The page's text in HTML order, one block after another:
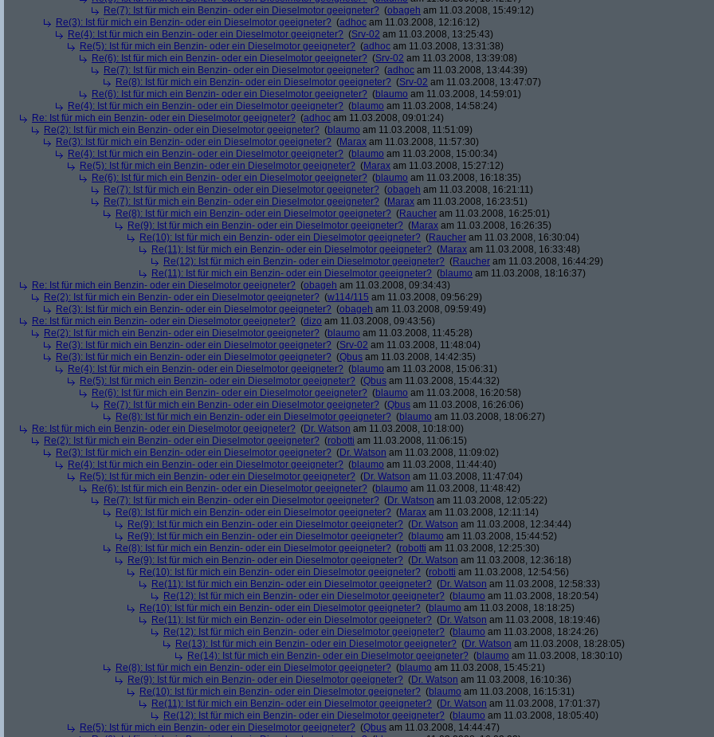
Re(7): Ist für mich ein Benzin- oder ein Dieselmotor geeigneter? (obageh am 11.03.2008, 15:49:12)
Re(3): Ist für mich ein Benzin- oder ein Dieselmotor geeigneter? (adhoc am 11.03.2008, 12:16:12)
Re(4): Ist für mich ein Benzin- oder ein Dieselmotor geeigneter? (Srv-02 am 11.03.2008, 13:25:43)
Re(5): Ist für mich ein Benzin- oder ein Dieselmotor geeigneter? (adhoc am 11.03.2008, 13:31:38)
Re(6): Ist für mich ein Benzin- oder ein Dieselmotor geeigneter? (Srv-02 am 11.03.2008, 13:39:08)
Re(7): Ist für mich ein Benzin- oder ein Dieselmotor geeigneter? (adhoc am 11.03.2008, 13:44:39)
Re(8): Ist für mich ein Benzin- oder ein Dieselmotor geeigneter? (Srv-02 am 11.03.2008, 13:47:07)
Re(6): Ist für mich ein Benzin- oder ein Dieselmotor geeigneter? (blaumo am 11.03.2008, 14:59:01)
Re(4): Ist für mich ein Benzin- oder ein Dieselmotor geeigneter? (blaumo am 11.03.2008, 14:58:24)
Re: Ist für mich ein Benzin- oder ein Dieselmotor geeigneter? (adhoc am 11.03.2008, 09:01:24)
Re(2): Ist für mich ein Benzin- oder ein Dieselmotor geeigneter? (blaumo am 11.03.2008, 11:51:09)
Re(3): Ist für mich ein Benzin- oder ein Dieselmotor geeigneter? (Marax am 11.03.2008, 11:57:30)
Re(4): Ist für mich ein Benzin- oder ein Dieselmotor geeigneter? (blaumo am 11.03.2008, 15:00:34)
Re(5): Ist für mich ein Benzin- oder ein Dieselmotor geeigneter? (Marax am 11.03.2008, 15:27:12)
Re(6): Ist für mich ein Benzin- oder ein Dieselmotor geeigneter? (blaumo am 11.03.2008, 16:18:35)
Re(7): Ist für mich ein Benzin- oder ein Dieselmotor geeigneter? (obageh am 11.03.2008, 16:21:11)
Re(7): Ist für mich ein Benzin- oder ein Dieselmotor geeigneter? (Marax am 11.03.2008, 16:23:51)
Re(8): Ist für mich ein Benzin- oder ein Dieselmotor geeigneter? (Raucher am 11.03.2008, 16:25:01)
Re(9): Ist für mich ein Benzin- oder ein Dieselmotor geeigneter? (Marax am 11.03.2008, 16:26:35)
Re(10): Ist für mich ein Benzin- oder ein Dieselmotor geeigneter? (Raucher am 11.03.2008, 16:30:04)
Re(11): Ist für mich ein Benzin- oder ein Dieselmotor geeigneter? (Marax am 11.03.2008, 16:33:48)
Re(12): Ist für mich ein Benzin- oder ein Dieselmotor geeigneter? (Raucher am 11.03.2008, 16:44:29)
Re(11): Ist für mich ein Benzin- oder ein Dieselmotor geeigneter? (blaumo am 11.03.2008, 18:16:37)
Re: Ist für mich ein Benzin- oder ein Dieselmotor geeigneter? (obageh am 11.03.2008, 09:34:43)
Re(2): Ist für mich ein Benzin- oder ein Dieselmotor geeigneter? (w114/115 am 11.03.2008, 09:56:29)
Re(3): Ist für mich ein Benzin- oder ein Dieselmotor geeigneter? (obageh am 11.03.2008, 09:59:49)
Re: Ist für mich ein Benzin- oder ein Dieselmotor geeigneter? (dizo am 11.03.2008, 09:43:56)
Re(2): Ist für mich ein Benzin- oder ein Dieselmotor geeigneter? (blaumo am 11.03.2008, 11:45:28)
Re(3): Ist für mich ein Benzin- oder ein Dieselmotor geeigneter? (Srv-02 am 11.03.2008, 11:48:04)
Re(3): Ist für mich ein Benzin- oder ein Dieselmotor geeigneter? (Qbus am 11.03.2008, 14:42:35)
Re(4): Ist für mich ein Benzin- oder ein Dieselmotor geeigneter? (blaumo am 11.03.2008, 15:06:31)
Re(5): Ist für mich ein Benzin- oder ein Dieselmotor geeigneter? (Qbus am 11.03.2008, 15:44:32)
Re(6): Ist für mich ein Benzin- oder ein Dieselmotor geeigneter? (blaumo am 11.03.2008, 16:20:58)
Re(7): Ist für mich ein Benzin- oder ein Dieselmotor geeigneter? (Qbus am 11.03.2008, 16:26:06)
Re(8): Ist für mich ein Benzin- oder ein Dieselmotor geeigneter? (blaumo am 11.03.2008, 18:06:27)
Re: Ist für mich ein Benzin- oder ein Dieselmotor geeigneter? (Dr. Watson am 11.03.2008, 10:18:00)
Re(2): Ist für mich ein Benzin- oder ein Dieselmotor geeigneter? (robotti am 11.03.2008, 11:06:15)
Re(3): Ist für mich ein Benzin- oder ein Dieselmotor geeigneter? (Dr. Watson am 11.03.2008, 11:09:02)
Re(4): Ist für mich ein Benzin- oder ein Dieselmotor geeigneter? (blaumo am 11.03.2008, 11:44:40)
Re(5): Ist für mich ein Benzin- oder ein Dieselmotor geeigneter? (Dr. Watson am 11.03.2008, 11:47:04)
Re(6): Ist für mich ein Benzin- oder ein Dieselmotor geeigneter? (blaumo am 11.03.2008, 11:48:42)
Re(7): Ist für mich ein Benzin- oder ein Dieselmotor geeigneter? (Dr. Watson am 11.03.2008, 12:05:22)
Re(8): Ist für mich ein Benzin- oder ein Dieselmotor geeigneter? (Marax am 11.03.2008, 12:11:14)
Re(9): Ist für mich ein Benzin- oder ein Dieselmotor geeigneter? (Dr. Watson am 11.03.2008, 12:34:44)
Re(9): Ist für mich ein Benzin- oder ein Dieselmotor geeigneter? (blaumo am 11.03.2008, 15:44:52)
Re(8): Ist für mich ein Benzin- oder ein Dieselmotor geeigneter? (robotti am 11.03.2008, 12:25:30)
Re(9): Ist für mich ein Benzin- oder ein Dieselmotor geeigneter? (Dr. Watson am 11.03.2008, 12:36:18)
Re(10): Ist für mich ein Benzin- oder ein Dieselmotor geeigneter? (robotti am 11.03.2008, 12:54:56)
Re(11): Ist für mich ein Benzin- oder ein Dieselmotor geeigneter? (Dr. Watson am 11.03.2008, 12:58:33)
Re(12): Ist für mich ein Benzin- oder ein Dieselmotor geeigneter? (blaumo am 11.03.2008, 18:20:54)
Re(10): Ist für mich ein Benzin- oder ein Dieselmotor geeigneter? (blaumo am 11.03.2008, 18:18:25)
Re(11): Ist für mich ein Benzin- oder ein Dieselmotor geeigneter? (Dr. Watson am 11.03.2008, 18:19:46)
Re(12): Ist für mich ein Benzin- oder ein Dieselmotor geeigneter? (blaumo am 11.03.2008, 18:24:26)
Re(13): Ist für mich ein Benzin- oder ein Dieselmotor geeigneter? (Dr. Watson am 11.03.2008, 18:28:05)
Re(14): Ist für mich ein Benzin- oder ein Dieselmotor geeigneter? (blaumo am 11.03.2008, 18:30:10)
Re(8): Ist für mich ein Benzin- oder ein Dieselmotor geeigneter? (blaumo am 11.03.2008, 15:45:21)
Re(9): Ist für mich ein Benzin- oder ein Dieselmotor geeigneter? (Dr. Watson am 11.03.2008, 16:10:36)
Re(10): Ist für mich ein Benzin- oder ein Dieselmotor geeigneter? (blaumo am 11.03.2008, 16:15:31)
Re(11): Ist für mich ein Benzin- oder ein Dieselmotor geeigneter? (Dr. Watson am 11.03.2008, 17:01:37)
Re(12): Ist für mich ein Benzin- oder ein Dieselmotor geeigneter? (blaumo am 11.03.2008, 18:05:40)
Re(5): Ist für mich ein Benzin- oder ein Dieselmotor geeigneter? (Qbus am 11.03.2008, 14:44:47)